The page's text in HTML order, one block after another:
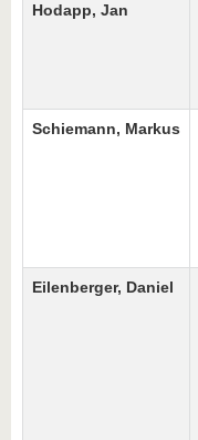
Hodapp, Jan
Schiemann, Markus
Eilenberger, Daniel